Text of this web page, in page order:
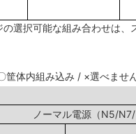
選択可能な組み合わせは、
体内組み込み / ×選べませ
ノーマル電源（